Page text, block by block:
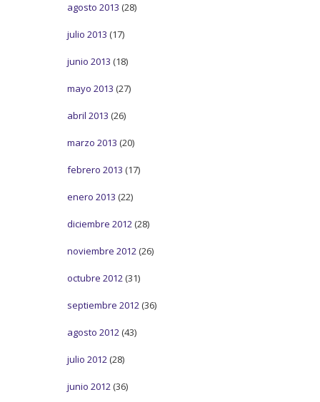
agosto 2013 (28)
julio 2013 (17)
junio 2013 (18)
mayo 2013 (27)
abril 2013 (26)
marzo 2013 (20)
febrero 2013 (17)
enero 2013 (22)
diciembre 2012 (28)
noviembre 2012 (26)
octubre 2012 (31)
septiembre 2012 (36)
agosto 2012 (43)
julio 2012 (28)
junio 2012 (36)